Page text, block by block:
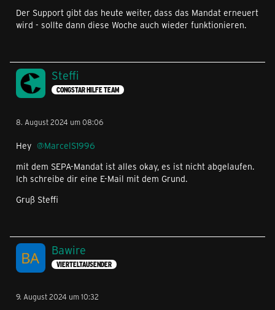
Der Support gibt das heute weiter, dass das Mandat erneuert
wird - sollte dann diese Woche auch wieder funktionieren.
Steffi
CONGSTAR HILFE TEAM
8. August 2024 um 08:06
Hey
MarcelS1996
mit dem SEPA-Mandat ist alles okay, es ist nicht abgelaufen.
Ich schreibe dir eine E-Mail mit dem Grund.
Gruß Steffi
Bawire
VIERTELTAUSENDER
9. August 2024 um 10:32